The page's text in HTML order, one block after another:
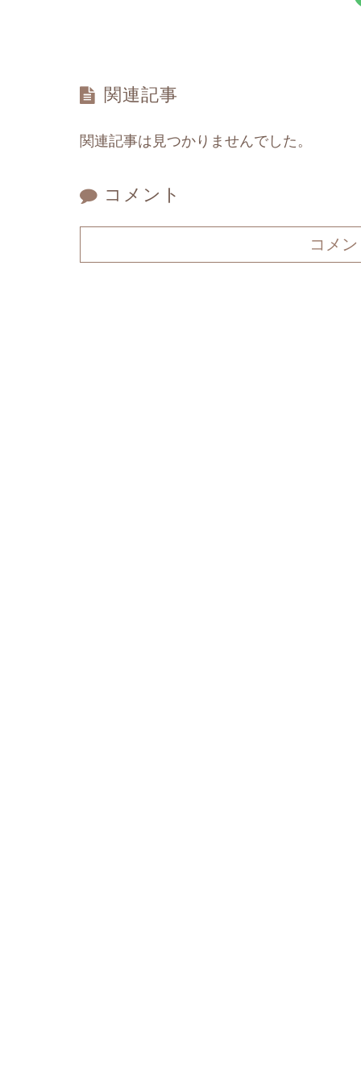
関連記事
関連記事は見つかりませんでした。
コメント
コメ